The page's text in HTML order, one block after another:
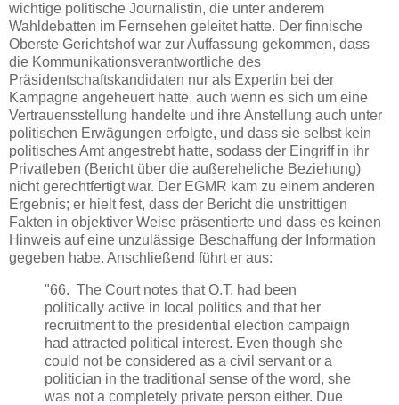
wichtige politische Journalistin, die unter anderem
Wahldebatten im Fernsehen geleitet hatte. Der finnische
Oberste Gerichtshof war zur Auffassung gekommen, dass
die Kommunikationsverantwortliche des
Präsidentschaftskandidaten nur als Expertin bei der
Kampagne angeheuert hatte, auch wenn es sich um eine
Vertrauensstellung handelte und ihre Anstellung auch unter
politischen Erwägungen erfolgte, und dass sie selbst kein
politisches Amt angestrebt hatte, sodass der Eingriff in ihr
Privatleben (Bericht über die außereheliche Beziehung)
nicht gerechtfertigt war. Der EGMR kam zu einem anderen
Ergebnis; er hielt fest, dass der Bericht die unstrittigen
Fakten in objektiver Weise präsentierte und dass es keinen
Hinweis auf eine unzulässige Beschaffung der Information
gegeben habe. Anschließend führt er aus:
"66. The Court notes that O.T. had been
politically active in local politics and that her
recruitment to the presidential election campaign
had attracted political interest. Even though she
could not be considered as a civil servant or a
politician in the traditional sense of the word, she
was not a completely private person either. Due